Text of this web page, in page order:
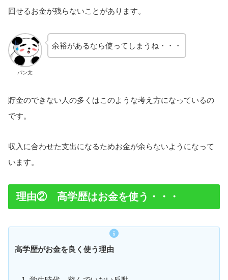
回せるお金が残らないことがあります。
パン太
余裕があるなら使ってしまうね・・・
貯金のできない人の多くはこのような考え方になっているの
です。
収入に合わせた支出になるためお金が余らないようになって
います。
理由② 高学歴はお金を使う・・・
高学歴がお金を良く使う理由